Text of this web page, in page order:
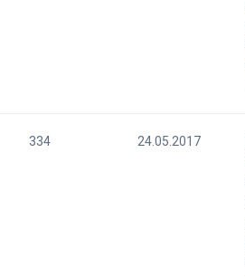
334 24.05.2017